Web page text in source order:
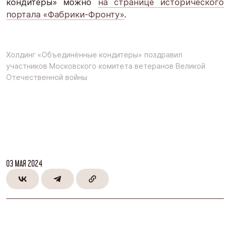
портала «Фабрики-Фронту».
Холдинг «Объединённые кондитеры» поздравил
участников Московского комитета ветеранов Великой
Отечественной войны
03 МАЯ 2024